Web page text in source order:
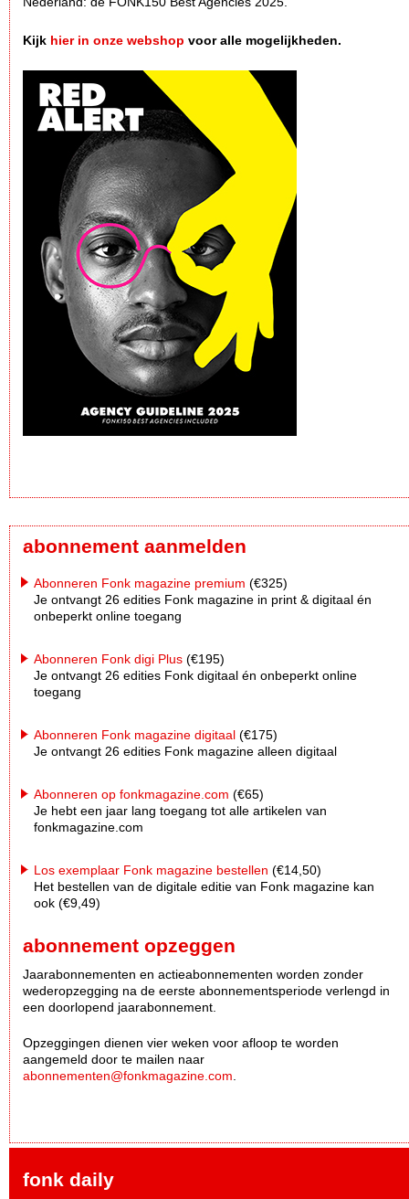
Kijk hier in onze webshop voor alle mogelijkheden.
abonnement aanmelden
Abonneren Fonk magazine premium (€325)
Je ontvangt 26 edities Fonk magazine in print & digitaal én
onbeperkt online toegang
Abonneren Fonk digi Plus (€195)
Je ontvangt 26 edities Fonk digitaal én onbeperkt online
toegang
Abonneren Fonk magazine digitaal (€175)
Je ontvangt 26 edities Fonk magazine alleen digitaal
Abonneren op fonkmagazine.com (€65)
Je hebt een jaar lang toegang tot alle artikelen van
fonkmagazine.com
Los exemplaar Fonk magazine bestellen (€14,50)
Het bestellen van de digitale editie van Fonk magazine kan
ook (€9,49)
abonnement opzeggen
Jaarabonnementen en actieabonnementen worden zonder
wederopzegging na de eerste abonnementsperiode verlengd in
een doorlopend jaarabonnement.
Opzeggingen dienen vier weken voor afloop te worden
aangemeld door te mailen naar
abonnementen@fonkmagazine.com.
fonk daily